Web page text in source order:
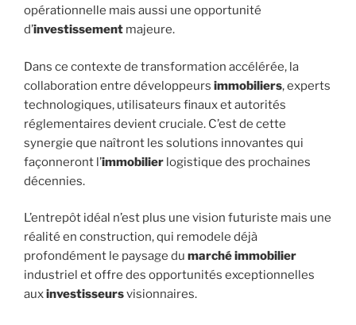
opérationnelle mais aussi une opportunité
d’investissement majeure.
Dans ce contexte de transformation accélérée, la
collaboration entre développeurs immobiliers, experts
technologiques, utilisateurs finaux et autorités
réglementaires devient cruciale. C’est de cette
synergie que naîtront les solutions innovantes qui
façonneront l’immobilier logistique des prochaines
décennies.
L’entrepôt idéal n’est plus une vision futuriste mais une
réalité en construction, qui remodele déjà
profondément le paysage du marché immobilier
industriel et offre des opportunités exceptionnelles
auxinvestisseursvisionnaires.